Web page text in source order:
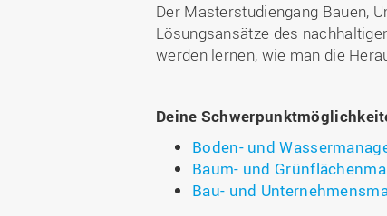
Der Masterstudiengang Bauen,
Lösungsansätze des
werden lernen, wie man die
Deine
Boden- und
Baum- und
Bau- und